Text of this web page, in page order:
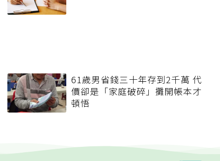
61歲男省錢三十年存到2千萬 代
價卻是「家庭破碎」攤開帳本才
頓悟